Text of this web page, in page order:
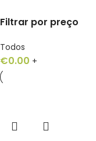
Filtrar por preço
Todos
€0.00 +